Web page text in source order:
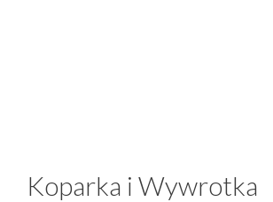
Koparka i Wywrotka